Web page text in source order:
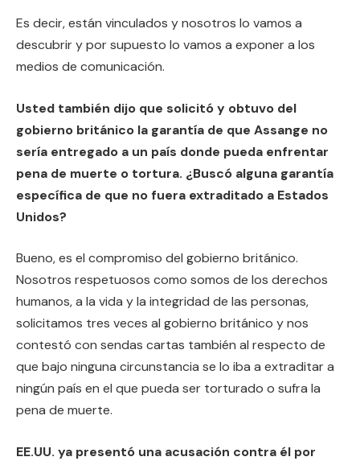
Es decir, están vinculados y nosotros lo vamos a
descubrir y por supuesto lo vamos a exponer a los
medios de comunicación.
Usted también dijo que solicitó y obtuvo del
gobierno británico la garantía de que Assange no
sería entregado a un país donde pueda enfrentar
pena de muerte o tortura. ¿Buscó alguna garantía
específica de que no fuera extraditado a Estados
Unidos?
Bueno, es el compromiso del gobierno británico.
Nosotros respetuosos como somos de los derechos
humanos, a la vida y la integridad de las personas,
solicitamos tres veces al gobierno británico y nos
contestó con sendas cartas también al respecto de
que bajo ninguna circunstancia se lo iba a extraditar a
ningún país en el que pueda ser torturado o sufra la
pena de muerte.
EE.UU. ya presentó una acusación contra él por